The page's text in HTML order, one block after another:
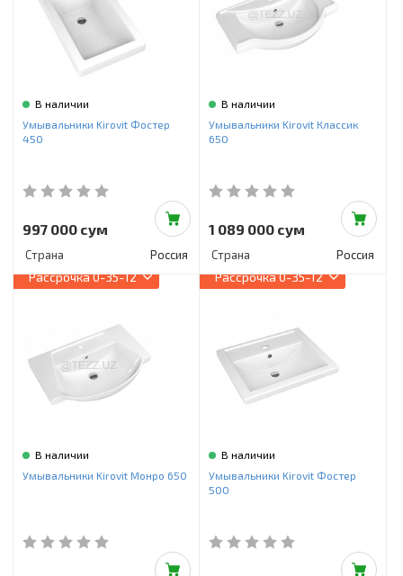
Пылесосы
Фильтры для воды
В наличии
Умывальники Kirovit Фостер
450
997 000 сум
Страна Россия
В наличии
Умывальники Kirovit Классик
650
1 089 000 сум
Страна Россия
Рассрочка0-35-12
В наличии
Умывальники Kirovit Монро 650
Рассрочка0-35-12
В наличии
Умывальники Kirovit Фостер
500